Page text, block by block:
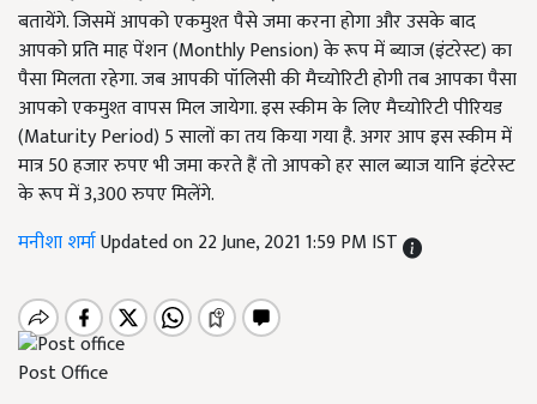
बतायेंगे. जिसमें आपको एकमुश्त पैसे जमा करना होगा और उसके बाद
आपको प्रति माह पेंशन (Monthly Pension) के रूप में ब्याज (इंटरेस्ट) का
पैसा मिलता रहेगा. जब आपकी पॉलिसी की मैच्योरिटी होगी तब आपका पैसा
आपको एकमुश्त वापस मिल जायेगा. इस स्कीम के लिए मैच्योरिटी पीरियड
(Maturity Period) 5 सालों का तय किया गया है. अगर आप इस स्कीम में
मात्र 50 हजार रुपए भी जमा करते हैं तो आपको हर साल ब्याज यानि इंटरेस्ट
के रूप में 3,300 रुपए मिलेंगे.
मनीशा शर्माUpdated on 22 June, 2021 1:59 PM IST
Post Office